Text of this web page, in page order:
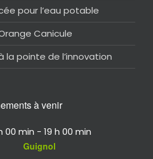
pour l’eau potable
Canicule
la pointe de l’innovation
à venir
00 min - 19 h 00 min
Guignol